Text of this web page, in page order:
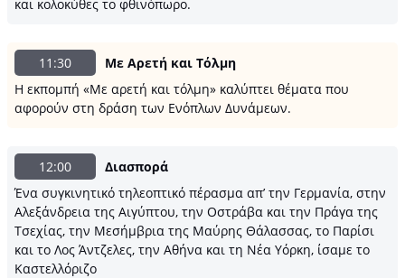
και κολοκύθες το φθινόπωρο.
11:30
Με Αρετή και Τόλμη
Η εκπομπή «Με αρετή και τόλμη» καλύπτει θέματα που
αφορούν στη δράση των Ενόπλων Δυνάμεων.
12:00
Διασπορά
Ένα συγκινητικό τηλεοπτικό πέρασμα απ’ την Γερμανία, στην
Αλεξάνδρεια της Αιγύπτου, την Οστράβα και την Πράγα της
Τσεχίας, την Μεσήμβρια της Μαύρης Θάλασσας, το Παρίσι
και το Λος Άντζελες, την Αθήνα και τη Νέα Υόρκη, ίσαμε το
Καστελλόριζο